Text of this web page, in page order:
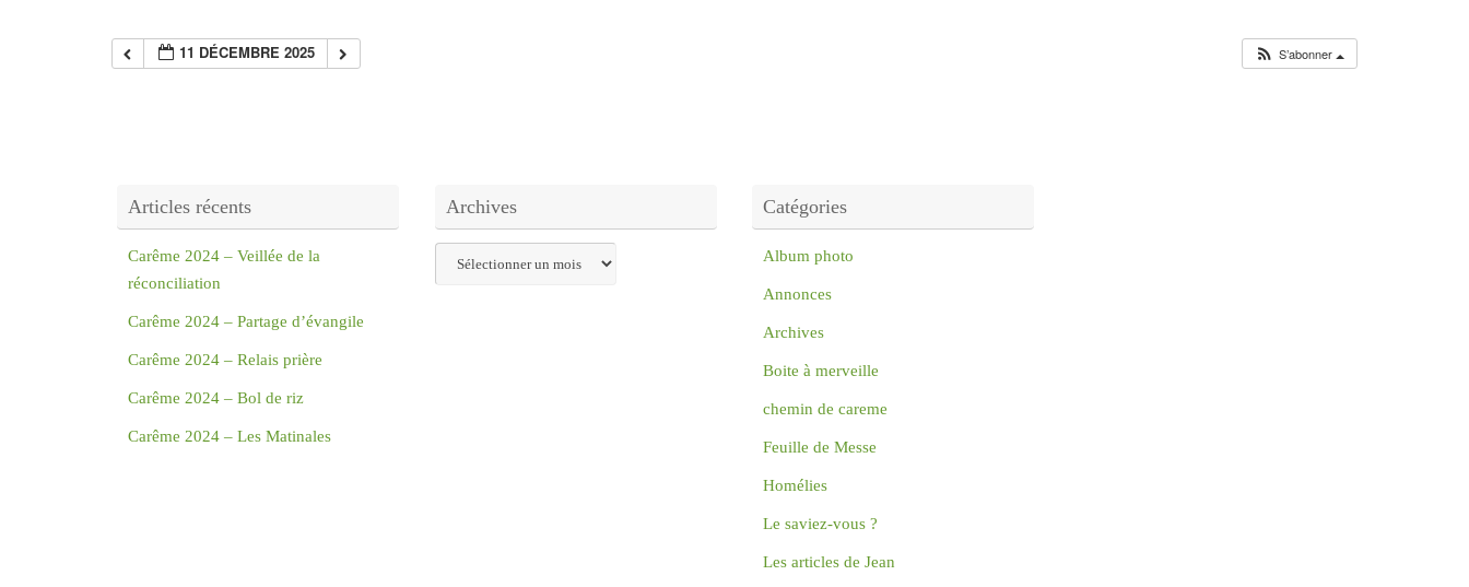
11 DÉCEMBRE 2025 S’abonner
Articles récents
Carême 2024 – Veillée de la
réconciliation
Carême 2024 – Partage d’évangile
Carême 2024 – Relais prière
Carême 2024 – Bol de riz
Carême 2024 – Les Matinales
Archives
Archives
Catégories
Album photo
Annonces
Archives
Boite à merveille
chemin de careme
Feuille de Messe
Homélies
Le saviez-vous ?
Les articles de Jean